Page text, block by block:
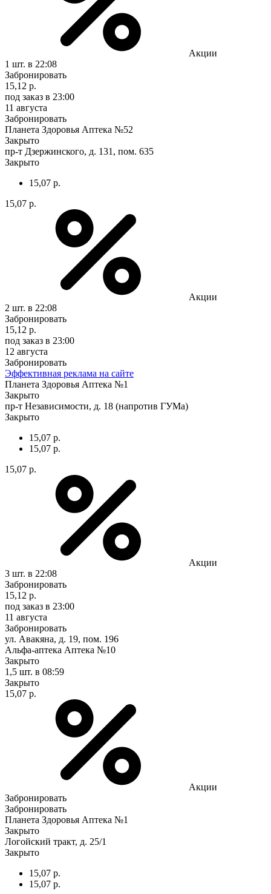
Акции
1 шт. в 22:08
Забронировать
15,12 р.
под заказ в 23:00
11 августа
Забронировать
Планета Здоровья Аптека №52
Закрыто
пр-т Дзержинского, д. 131, пом. 635
Закрыто
15,07 р.
15,07 р.
Акции
2 шт. в 22:08
Забронировать
15,12 р.
под заказ в 23:00
12 августа
Забронировать
Эффективная реклама на сайте
Планета Здоровья Аптека №1
Закрыто
пр-т Независимости, д. 18 (напротив ГУМа)
Закрыто
15,07 р.
15,07 р.
15,07 р.
Акции
3 шт. в 22:08
Забронировать
15,12 р.
под заказ в 23:00
11 августа
Забронировать
ул. Авакяна, д. 19, пом. 196
Альфа-аптека Аптека №10
Закрыто
1,5 шт. в 08:59
Закрыто
15,07 р.
Акции
Забронировать
Забронировать
Планета Здоровья Аптека №1
Закрыто
Логойский тракт, д. 25/1
Закрыто
15,07 р.
15,07 р.